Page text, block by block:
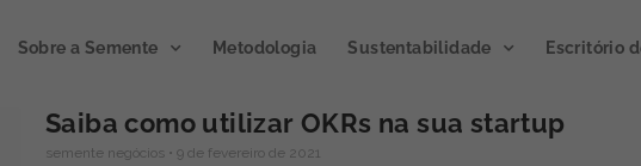
Sobre a Semente Metodologia Sustentabilidade Escritório
Saiba como utilizar OKRs na sua startup
semente negócios 9 de fevereiro de 2021